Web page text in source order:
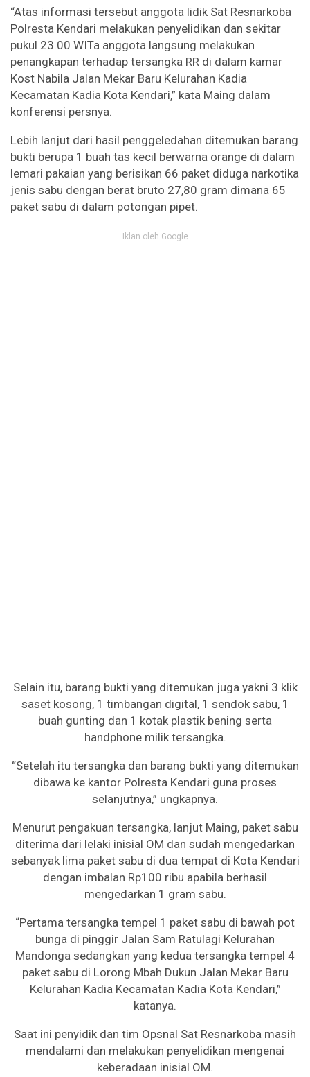
“Atas informasi tersebut anggota lidik Sat Resnarkoba
Polresta Kendari melakukan penyelidikan dan sekitar
pukul 23.00 WITa anggota langsung melakukan
penangkapan terhadap tersangka RR di dalam kamar
Kost Nabila Jalan Mekar Baru Kelurahan Kadia
Kecamatan Kadia Kota Kendari,” kata Maing dalam
konferensi persnya.
Lebih lanjut dari hasil penggeledahan ditemukan barang
bukti berupa 1 buah tas kecil berwarna orange di dalam
lemari pakaian yang berisikan 66 paket diduga narkotika
jenis sabu dengan berat bruto 27,80 gram dimana 65
paket sabu di dalam potongan pipet.
Iklan oleh Google
Selain itu, barang bukti yang ditemukan juga yakni 3 klik
saset kosong, 1 timbangan digital, 1 sendok sabu, 1
buah gunting dan 1 kotak plastik bening serta
handphone milik tersangka.
“Setelah itu tersangka dan barang bukti yang ditemukan
dibawa ke kantor Polresta Kendari guna proses
selanjutnya,” ungkapnya.
Menurut pengakuan tersangka, lanjut Maing, paket sabu
diterima dari lelaki inisial OM dan sudah mengedarkan
sebanyak lima paket sabu di dua tempat di Kota Kendari
dengan imbalan Rp100 ribu apabila berhasil
mengedarkan 1 gram sabu.
“Pertama tersangka tempel 1 paket sabu di bawah pot
bunga di pinggir Jalan Sam Ratulagi Kelurahan
Mandonga sedangkan yang kedua tersangka tempel 4
paket sabu di Lorong Mbah Dukun Jalan Mekar Baru
Kelurahan Kadia Kecamatan Kadia Kota Kendari,”
katanya.
Saat ini penyidik dan tim Opsnal Sat Resnarkoba masih
mendalami dan melakukan penyelidikan mengenai
keberadaan inisial OM.